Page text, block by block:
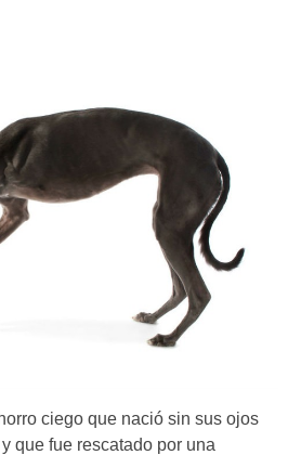
ciego que nació sin sus ojos
que fue rescatado por una